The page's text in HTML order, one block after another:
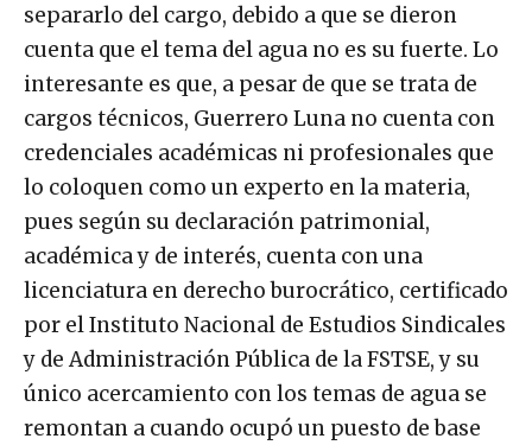
separarlo del cargo, debido a que se dieron
cuenta que el tema del agua no es su fuerte. Lo
interesante es que, a pesar de que se trata de
cargos técnicos, Guerrero Luna no cuenta con
credenciales académicas ni profesionales que
lo coloquen como un experto en la materia,
pues según su declaración patrimonial,
académica y de interés, cuenta con una
licenciatura en derecho burocrático, certificado
por el Instituto Nacional de Estudios Sindicales
y de Administración Pública de la FSTSE, y su
único acercamiento con los temas de agua se
remontan a cuando ocupó un puesto de base